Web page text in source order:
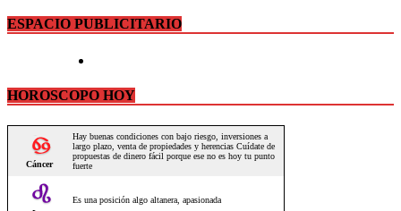
ESPACIO PUBLICITARIO
HOROSCOPO HOY